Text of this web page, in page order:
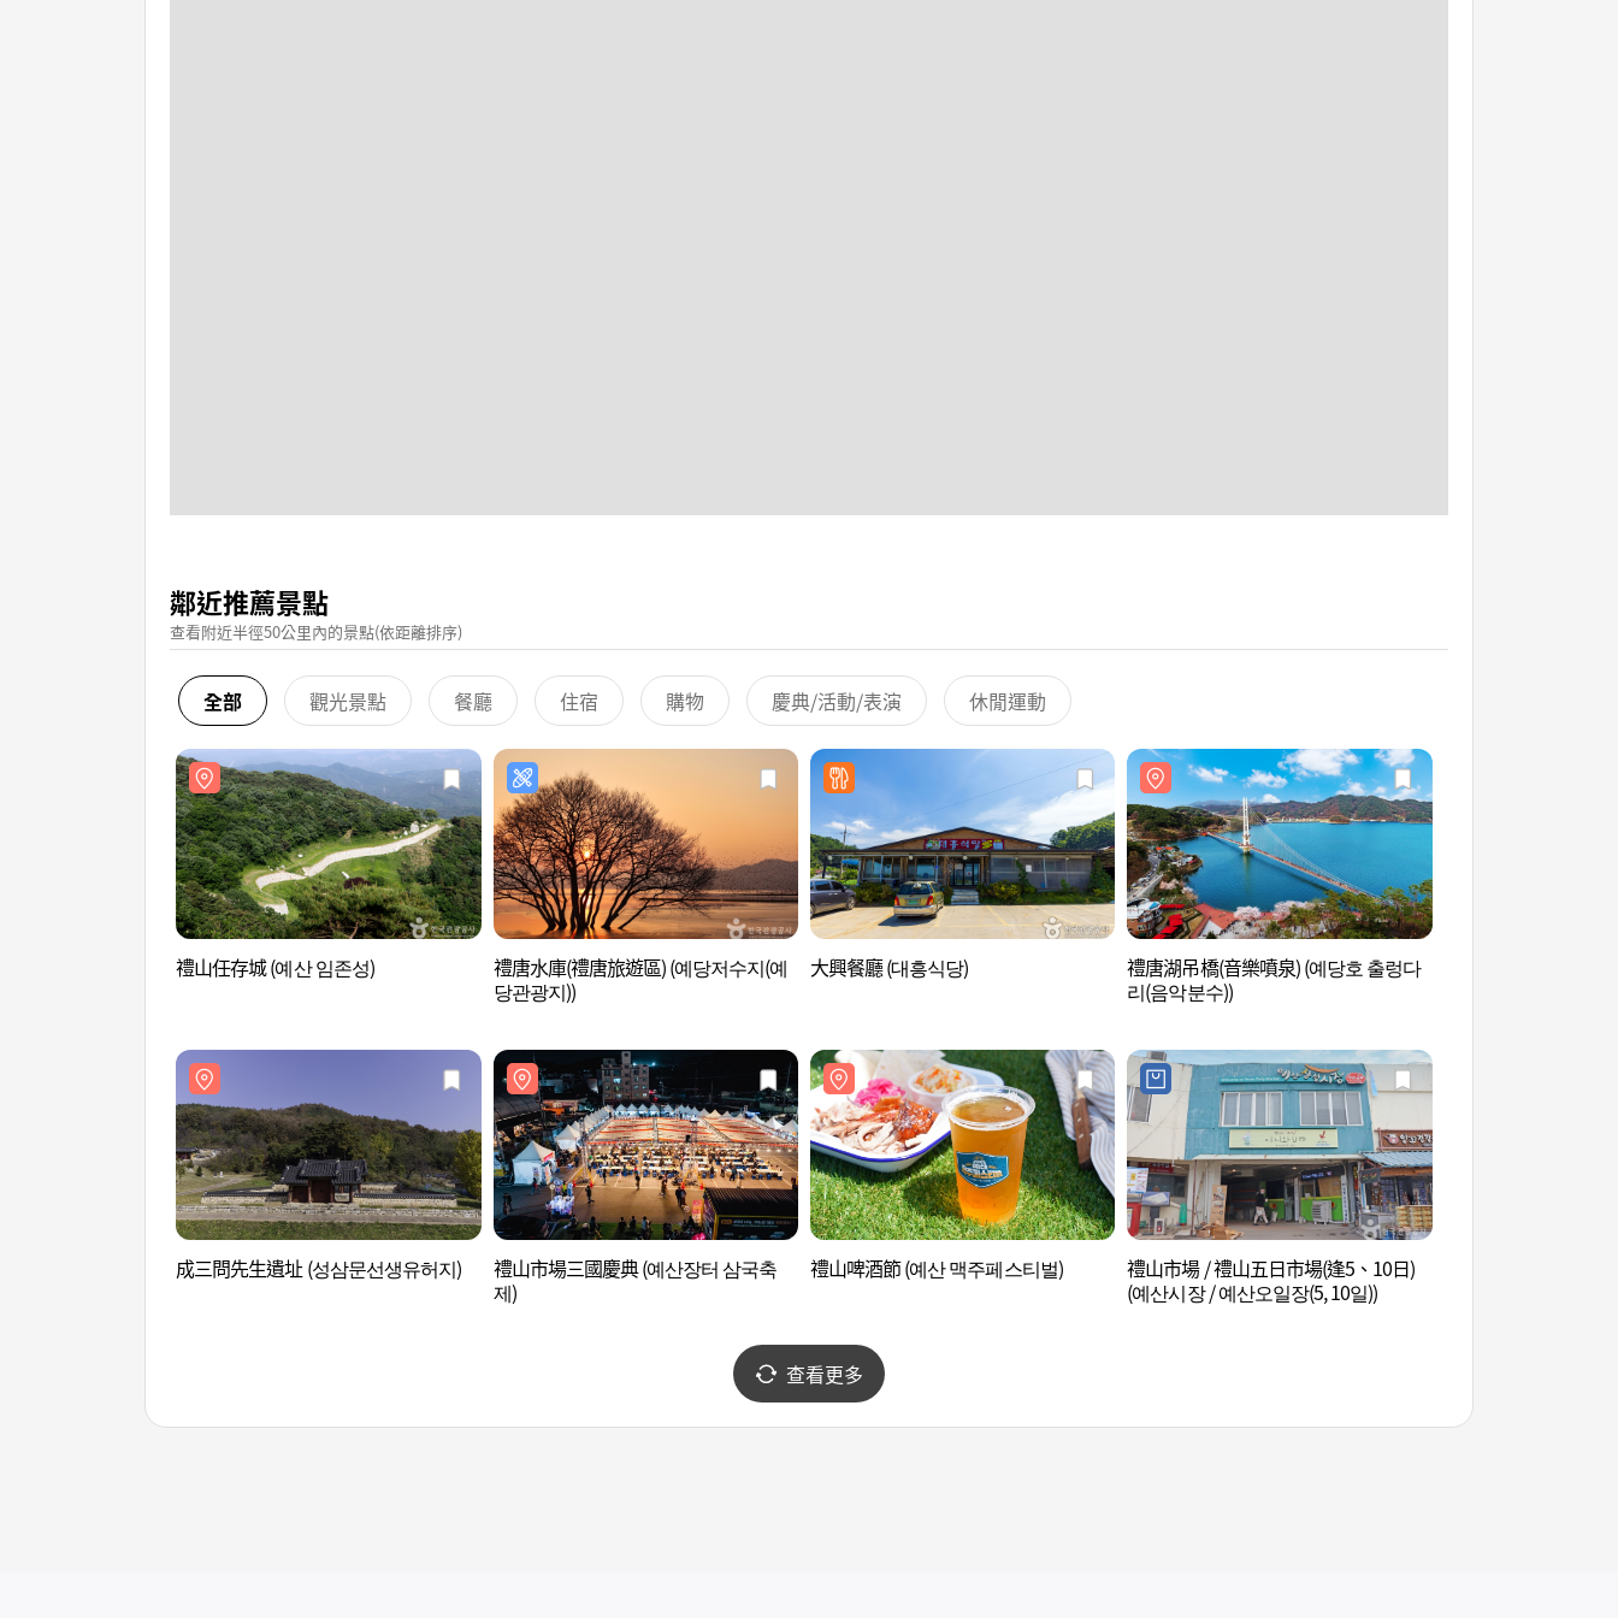
鄰近推薦景點
查看附近半徑50公里內的景點(依距離排序)
全部 觀光景點 餐廳 住宿 購物 慶典/活動/表演 休閒運動
禮山任存城 (예산 임존성)
禮唐水庫(禮唐旅遊區) (예당저수지(예
당관광지))
大興餐廳 (대흥식당)
禮唐湖吊橋(音樂噴泉) (예당호 출렁다
리(음악분수))
成三問先生遺址 (성삼문선생유허지)
禮山市場三國慶典 (예산장터 삼국축
제)
禮山啤酒節 (예산 맥주페스티벌)
禮山市場 / 禮山五日市場(逢5、10日)
(예산시장 / 예산오일장(5, 10일))
查看更多